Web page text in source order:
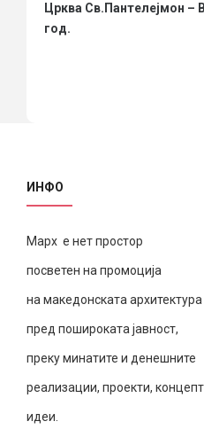
Црква Св.Пантелејмон –
год.
ИНФО
Марх е нет простор
посветен на промоција
на македонската архитектура
пред пошироката јавност,
преку минатите и денешните
реализации, проекти,
идеи.